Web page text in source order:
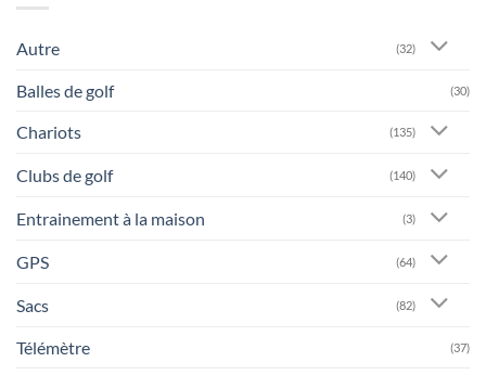
Autre (32)
Balles de golf (30)
Chariots (135)
Clubs de golf (140)
Entrainement à la maison (3)
GPS (64)
Sacs (82)
Télémètre (37)